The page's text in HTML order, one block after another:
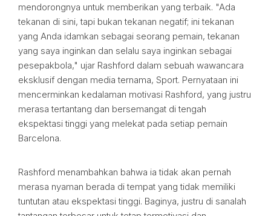
mendorongnya untuk memberikan yang terbaik. "Ada
tekanan di sini, tapi bukan tekanan negatif; ini tekanan
yang Anda idamkan sebagai seorang pemain, tekanan
yang saya inginkan dan selalu saya inginkan sebagai
pesepakbola," ujar Rashford dalam sebuah wawancara
eksklusif dengan media ternama, Sport. Pernyataan ini
mencerminkan kedalaman motivasi Rashford, yang justru
merasa tertantang dan bersemangat di tengah
ekspektasi tinggi yang melekat pada setiap pemain
Barcelona.
Rashford menambahkan bahwa ia tidak akan pernah
merasa nyaman berada di tempat yang tidak memiliki
tuntutan atau ekspektasi tinggi. Baginya, justru di sanalah